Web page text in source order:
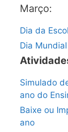
Março:
Dia da
Dia
Simulado
ano do
Baixe ou
ano